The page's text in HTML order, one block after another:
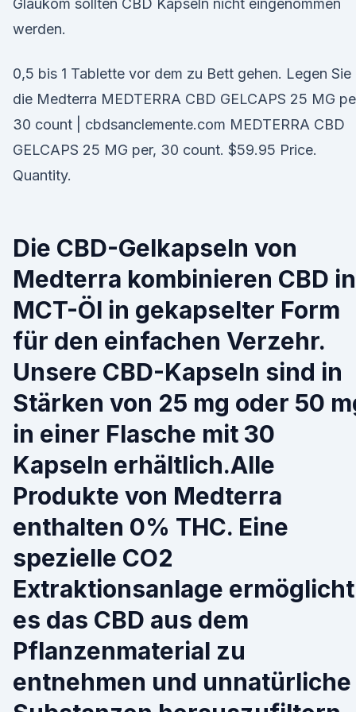
Glaukom sollten CBD Kapseln nicht eingenommen
werden.
0,5 bis 1 Tablette vor dem zu Bett gehen. Legen Sie
die Medterra MEDTERRA CBD GELCAPS 25 MG
30 count | cbdsanclemente.com MEDTERRA CBD
GELCAPS 25 MG per, 30 count. $59.95 Price.
Quantity.
Die CBD-Gelkapseln von
Medterra kombinieren CBD in
MCT-Öl in gekapselter Form
für den einfachen Verzehr.
Unsere CBD-Kapseln sind in
Stärken von 25 mg oder 50
in einer Flasche mit 30
Kapseln erhältlich.Alle
Produkte von Medterra
enthalten 0% THC. Eine
spezielle CO2
Extraktionsanlage ermöglicht
es das CBD aus dem
Pflanzenmaterial zu
entnehmen und unnatürliche